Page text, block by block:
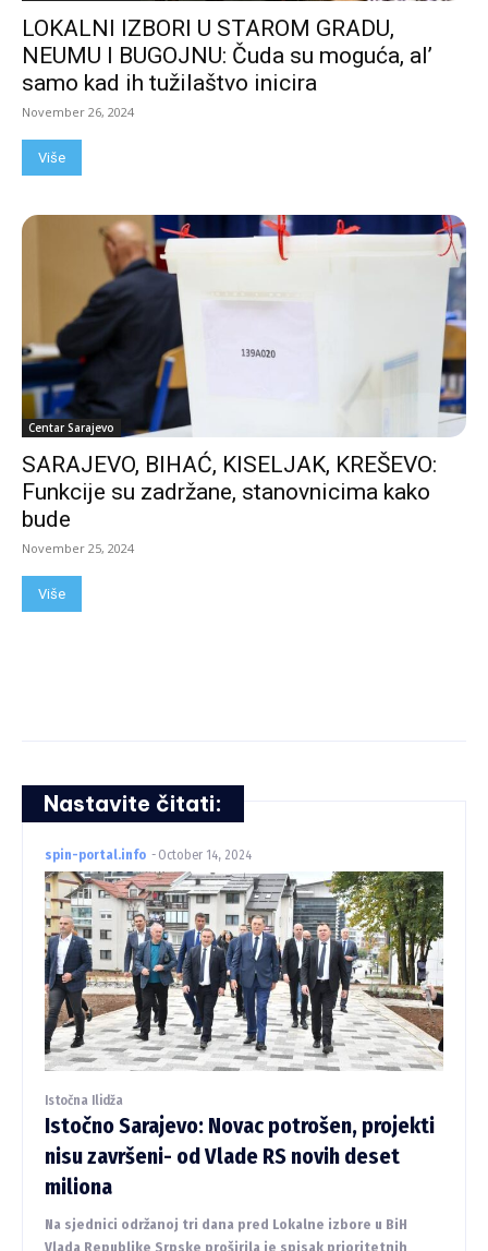
LOKALNI IZBORI U STAROM GRADU,
NEUMU I BUGOJNU: Čuda su moguća, al’
samo kad ih tužilaštvo inicira
November 26, 2024
Više
Centar Sarajevo
SARAJEVO, BIHAĆ, KISELJAK, KREŠEVO:
Funkcije su zadržane, stanovnicima kako
bude
November 25, 2024
Više
Nastavite čitati:
spin-portal.info - October 14, 2024
Istočna Ilidža
Istočno Sarajevo: Novac potrošen, projekti
nisu završeni- od Vlade RS novih deset
miliona
Na sjednici održanoj tri dana pred Lokalne izbore u BiH
Vlada Republike Srpske proširila je spisak prioritetnih